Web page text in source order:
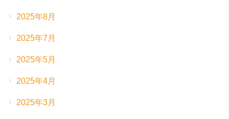
2025年8月
2025年7月
2025年5月
2025年4月
2025年3月